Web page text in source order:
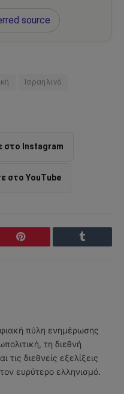
source
Ισραηλινό
στο Instagram
στο YouTube
Pinterest Tumblr
πύλη ενημέρωσης
τη διεθνή
διεθνείς εξελίξεις
ευρύτερο ελληνισμό.